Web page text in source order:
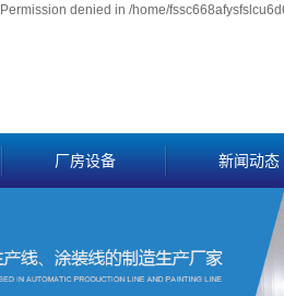
denied in /home/
厂房设备 新闻动态